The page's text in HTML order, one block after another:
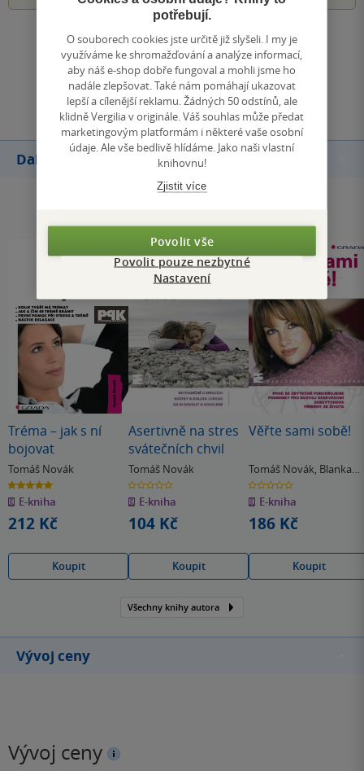
Zobrazit všechna hodnocení
Přidat hodnocení
Další knihy autora
Tréma – jak s ní
bojovat
Tomáš Novák
5.0
z
5
hvězdiček
E-kniha
212 Kč
Koupit
Asertivně na stres
svátečních chvil
Tomáš Novák
0.0
z
5
hvězdiček
E-kniha
104 Kč
Koupit
Věřte sami sobě!
Tomáš Novák, Blanka
Dvořáčková
0.0
z
5
hvězdiček
E-kniha
186 Kč
Koupit
Všechny knihy autora
Vývoj ceny
Vývoj ceny
potřebují.
O souborech cookies jste určitě již slyšeli. I my je
využíváme ke shromažďování a analýze informací,
aby náš e-shop dobře fungoval a mohli jsme ho
nadále zlepšovat. Také nám pomáhají ukazovat
lepší a cílenější reklamu. Žádných 50 odstínů, ale
klidně Vergilia v originále. Váš souhlas může předat
marketingovým platformám i některé vaše osobní
údaje. Ale vše bedlivě hlídáme. Jako naši vlastní
knihovnu!
Zjistit více
Povolit vše
Povolit pouze nezbytné
Nastavení